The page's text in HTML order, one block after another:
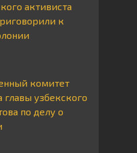
активиста
к
комитет
главы узбекского
по делу о